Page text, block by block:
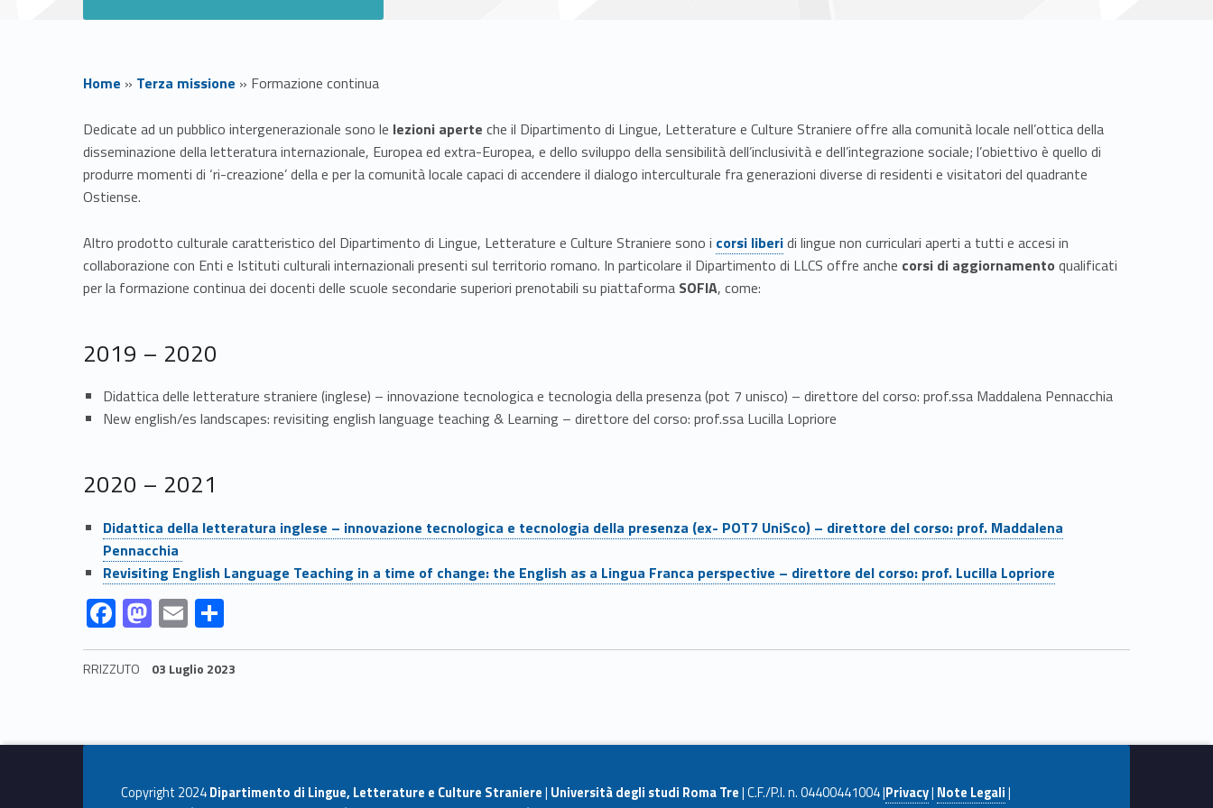
Home » Terza missione » Formazione continua
F
o
r
m
z
i
n
e
c
o
n
i
Dedicate ad un pubblico intergenerazionale sono le lezioni aperte che il Dipartimento di Lingue, Letterature e Culture Straniere offre alla comunità locale nell’ottica della
disseminazione della letteratura internazionale, Europea ed extra-Europea, e dello sviluppo della sensibilità dell’inclusività e dell’integrazione sociale; l’obiettivo è quello di
produrre momenti di ‘ri-creazione’ della e per la comunità locale capaci di accendere il dialogo interculturale fra generazioni diverse di residenti e visitatori del quadrante
Ostiense.
Altro prodotto culturale caratteristico del Dipartimento di Lingue, Letterature e Culture Straniere sono i corsi liberidi lingue non curriculari aperti a tutti e accesi in
collaborazione con Enti e Istituti culturali internazionali presenti sul territorio romano. In particolare il Dipartimento di LLCS offre anche corsi di aggiornamento qualificati
per la formazione continua dei docenti delle scuole secondarie superiori prenotabili su piattaforma SOFIA, come:
2019 – 2020
Didattica delle letterature straniere (inglese) – innovazione tecnologica e tecnologia della presenza (pot 7 unisco) – direttore del corso: prof.ssa Maddalena Pennacchia
New english/es landscapes: revisiting english language teaching & Learning – direttore del corso: prof.ssa Lucilla Lopriore
2020 – 2021
Link identifier #identifier__5886-2
Didattica della letteratura inglese – innovazione tecnologica e tecnologia della presenza (ex- POT7 UniSco) – direttore del corso: prof. Maddalena
Pennacchia
Link identifier #identifier__80452-3
Revisiting English Language Teaching in a time of change: the English as a Lingua Franca perspective – direttore del corso: prof. Lucilla Lopriore
Link identifier #identifier__45905-4
F
ac
e
o
k
Link identifier #identifier__198241-5 M
as
to
n
Link identifier #identifier__110714-6 E
m
ai
Link identifier #identifier__117183-7
o
n
di
RRIZZUTO 03 Luglio 2023
Copyright 2024Dipartimento di Lingue, Letterature e Culture Straniere| Università degli studi Roma Tre| C.F./P.I. n. 04400441004 |Privacy| Note Legali|